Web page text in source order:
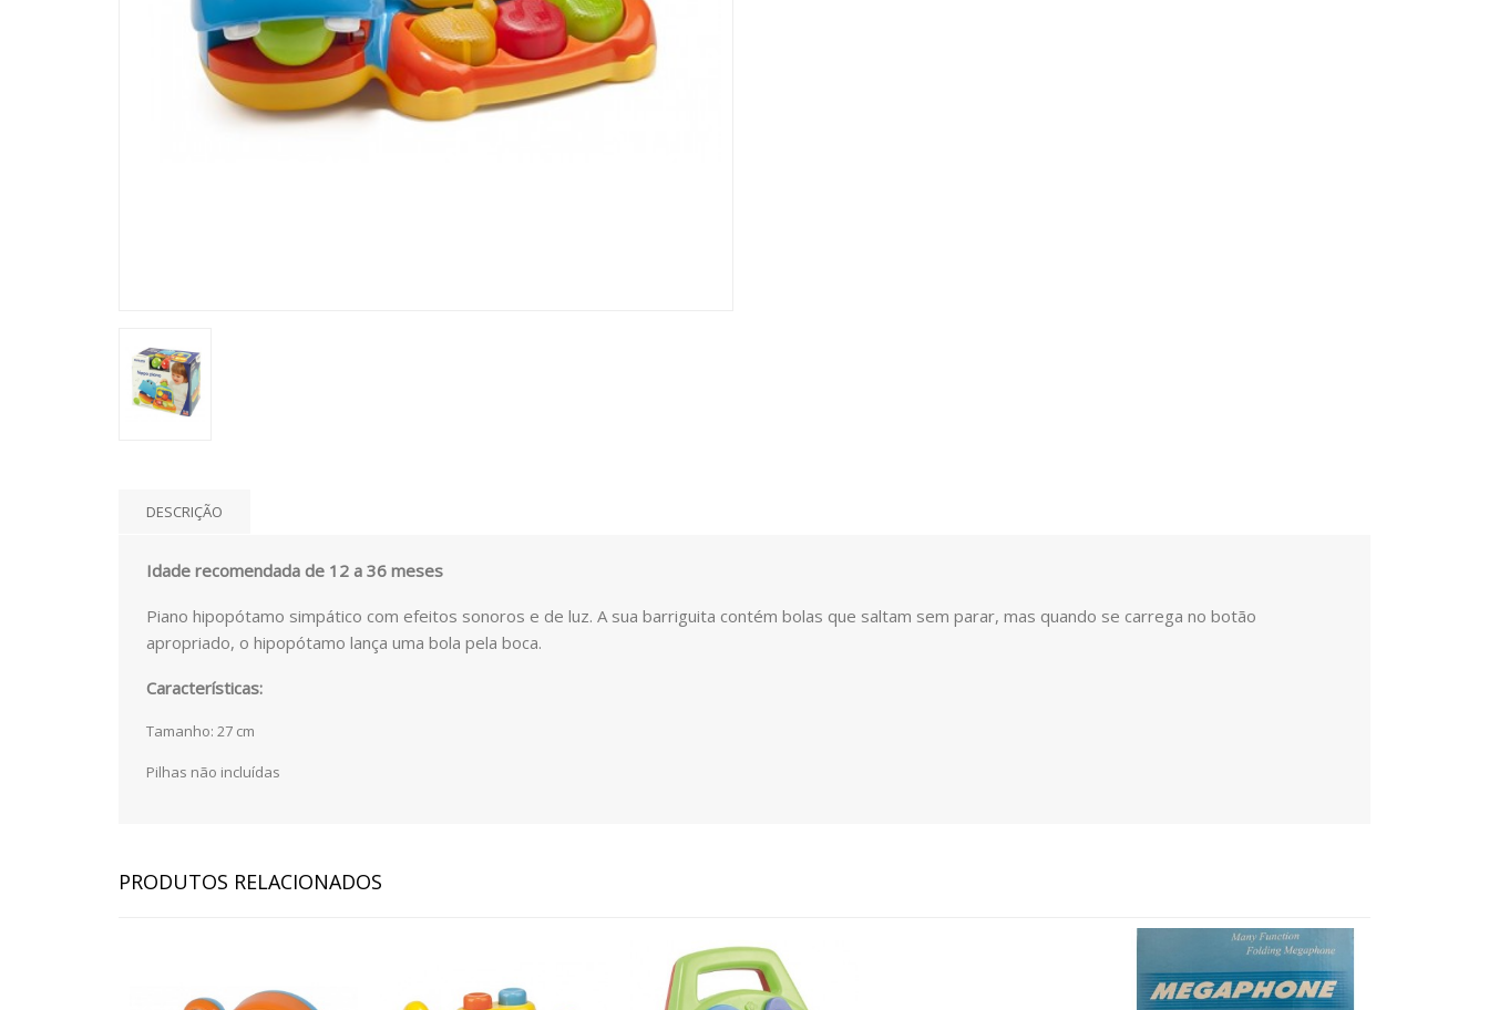
DESCRIÇÃO
Idade recomendada de 12 a 36 meses
Piano hipopótamo simpático com efeitos sonoros e de luz. A sua barriguita contém bolas que saltam sem parar, mas quando se carrega no botão
apropriado, o hipopótamo lança uma bola pela boca.
Características:
Tamanho: 27 cm
Pilhas não incluídas
PRODUTOS RELACIONADOS